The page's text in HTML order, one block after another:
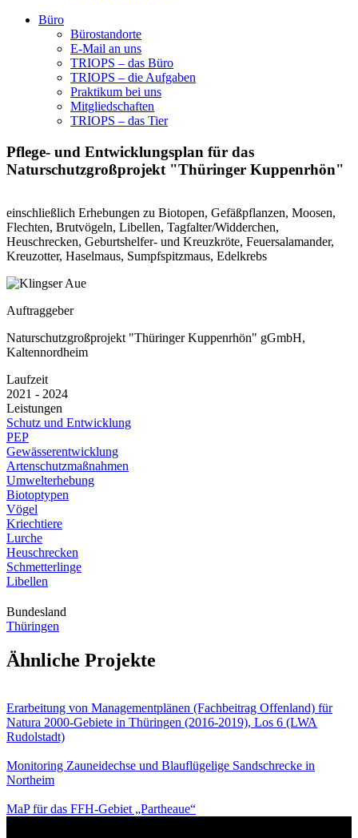
Büro
Bürostandorte
E-Mail an uns
TRIOPS – das Büro
TRIOPS – die Aufgaben
Praktikum bei uns
Mitgliedschaften
TRIOPS – das Tier
Pflege- und Entwicklungsplan für das
Naturschutzgroßprojekt "Thüringer Kuppenrhön"
einschließlich Erhebungen zu Biotopen, Gefäßpflanzen, Moosen,
Flechten, Brutvögeln, Libellen, Tagfalter/Widderchen,
Heuschrecken, Geburtshelfer- und Kreuzkröte, Feuersalamander,
Kreuzotter, Haselmaus, Sumpfspitzmaus, Edelkrebs
Auftraggeber
Naturschutzgroßprojekt "Thüringer Kuppenrhön" gGmbH,
Kaltennordheim
Laufzeit
2021 - 2024
Leistungen
Schutz und Entwicklung
PEP
Gewässerentwicklung
Artenschutzmaßnahmen
Umwelterhebung
Biotoptypen
Vögel
Kriechtiere
Lurche
Heuschrecken
Schmetterlinge
Libellen
Bundesland
Thüringen
Ähnliche Projekte
Erarbeitung von Managementplänen (Fachbeitrag Offenland) für
Natura 2000-Gebiete in Thüringen (2016-2019), Los 6 (LWA
Rudolstadt)
Monitoring Zauneidechse und Blauflügelige Sandschrecke in
Northeim
MaP für das FFH-Gebiet „Partheaue“